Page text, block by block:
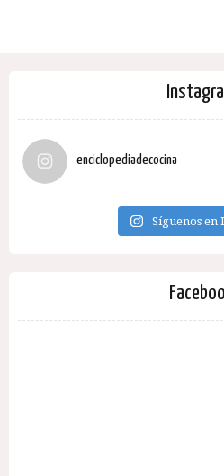
enciclopediadecocina
Síguenos en